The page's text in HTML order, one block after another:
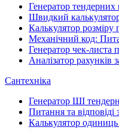
Генератор
Швидкий
Калькулятор розміру
Механічний код:
Генератор чек-листа
Аналізатор рахунків
Сантехніка
Генератор ШІ
Питання та відповіді
Калькулятор одиниць